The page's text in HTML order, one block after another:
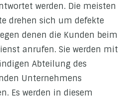
werden. Die meisten
drehen sich um defekte
denen die Kunden beim
anrufen. Sie werden mit
Abteilung des
Unternehmens
Es werden in diesem